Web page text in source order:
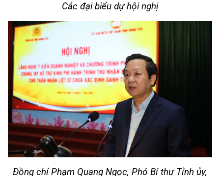
Các đại biểu dự hội nghị
Đồng chí Phạm Quang Ngọc, Phó Bí thư Tỉnh ủy,